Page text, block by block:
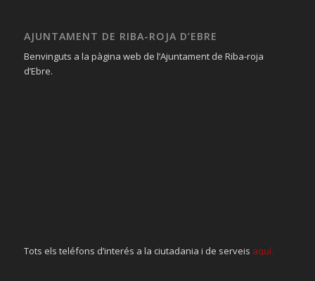
AJUNTAMENT DE RIBA-ROJA D’EBRE
Benvinguts a la pàgina web de l’Ajuntament de Riba-roja
d’Ebre.
Tots els teléfons d’interés a la ciutadania i de serveis aquí.